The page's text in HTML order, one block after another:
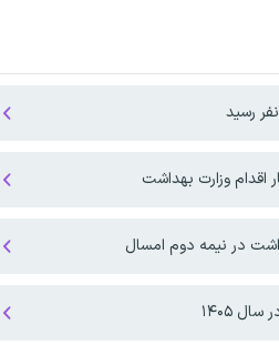
اقدام وزارت بهداشت
در نیمه دوم امسال
۱۴۰۵